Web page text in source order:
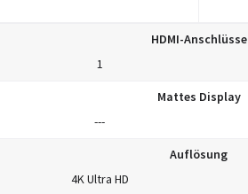
HDMI-Anschlüsse
1
Mattes Display
---
Auflösung
4K Ultra HD